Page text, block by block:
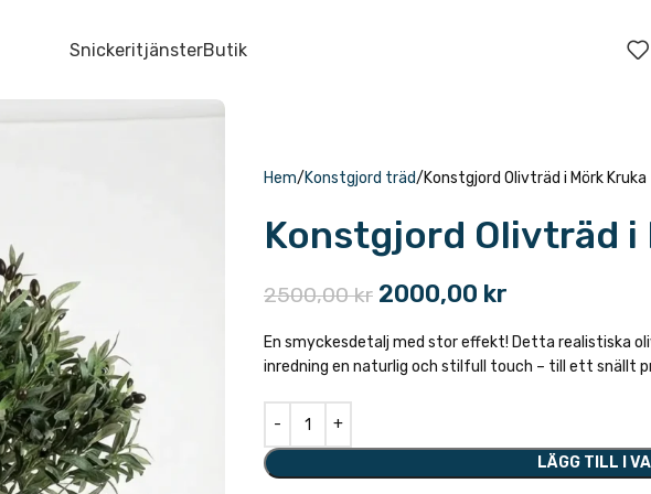
SnickeritjänsterButik
Hem Konstgjord träd Konstgjord Olivträd i Mörk Kruka
Konstgjord Olivträd i
2500,00kr 2000,00 kr
En smyckesdetalj med stor effekt! Detta realistiska
inredning en naturlig och stilfull touch – till ett snällt
LÄGG TILL I